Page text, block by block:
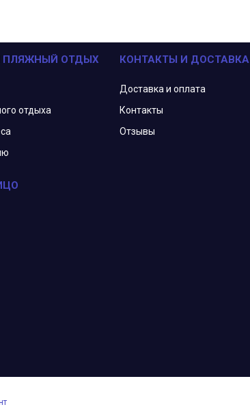
ПЛЯЖНЫЙ ОТДЫХ
отдыха
КОНТАКТЫ И ДОСТАВКА
Доставка и оплата
Контакты
Отзывы